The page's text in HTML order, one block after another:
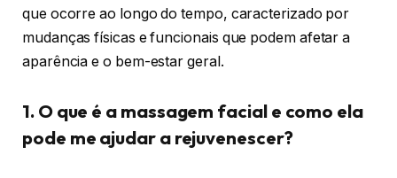
que ocorre ao longo do tempo, caracterizado por
mudanças físicas e funcionais que podem afetar a
aparência e o bem-estar geral.
1. O que é a massagem facial e como ela
pode me ajudar a rejuvenescer?